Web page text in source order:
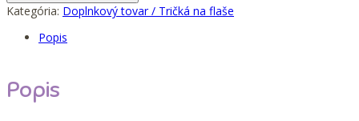
srdce
Kategória: Doplnkový tovar / Tričká na flaše
Popis
Popis